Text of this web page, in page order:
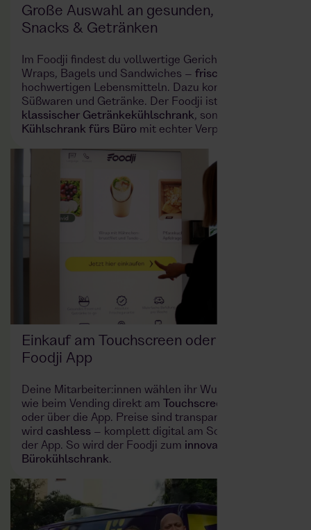
Große Auswahl an gesunden, leckeren
Snacks & Getränken
Im Foodji findest du vollwertige Gerichte sowie
Wraps, Bagels und Sandwiches –frisch gekocht
hochwertigen Lebensmitteln. Dazu kommen Snacks,
Süßwaren und Getränke. Der Foodji ist damit
klassischer Getränkekühlschrank, sondern ein
Kühlschrank fürs Büro mit echter Verpflegung.
Einkauf am Touchscreen oder über die
Foodji App
Deine Mitarbeiter:innen wählen ihr Wunschprodukt
wie beim Vending direkt am Touchscreen
oder über die App. Preise sind transparent, bezahlt
wird cashless – komplett digital am Screen oder in
der App. So wird der Foodji zum innovativen
Bürokühlschrank.